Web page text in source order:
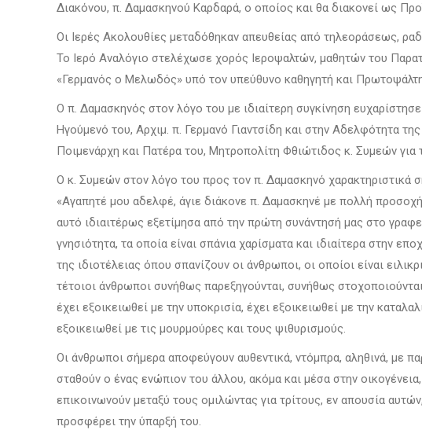
Διακόνου, π. Δαμασκηνού Καρδαρά, ο οποίος και θα διακονεί ως
Οι Ιερές Ακολουθίες μεταδόθηκαν απευθείας από τηλεοράσεως,
Το Ιερό Αναλόγιο στελέχωσε χορός Ιεροψαλτών, μαθητών του
«Γερμανός ο Μελωδός» υπό τον υπεύθυνο καθηγητή και
Ο π. Δαμασκηνός στον λόγο του με ιδιαίτερη συγκίνηση
Ηγούμενό του, Αρχιμ. π. Γερμανό Γιαντσίδη και στην Αδελφότητα
Ποιμενάρχη και Πατέρα του, Μητροπολίτη Φθιώτιδος κ. Συμεών για
Ο κ. Συμεών στον λόγο του προς τον π. Δαμασκηνό χαρακτηριστικά
«Αγαπητέ μου αδελφέ, άγιε διάκονε π. Δαμασκηνέ με πολλή
αυτό ιδιαιτέρως εξετίμησα από την πρώτη συνάντησή μας στο
γνησιότητα, τα οποία είναι σπάνια χαρίσματα και ιδιαίτερα στην
της ιδιοτέλειας όπου σπανίζουν οι άνθρωποι, οι οποίοι είναι
τέτοιοι άνθρωποι συνήθως παρεξηγούνται, συνήθως
έχει εξοικειωθεί με την υποκρισία, έχει εξοικειωθεί με την
εξοικειωθεί με τις μουρμούρες και τους ψιθυρισμούς.
Οι άνθρωποι σήμερα αποφεύγουν αυθεντικά, ντόμπρα, αληθινά, με
σταθούν ο ένας ενώπιον του άλλου, ακόμα και μέσα στην
επικοινωνούν μεταξύ τους ομιλώντας για τρίτους, εν απουσία
προσφέρει την ύπαρξή του.